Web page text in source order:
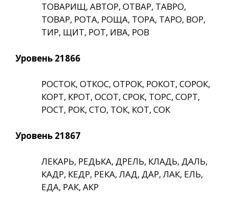
ТОВАРИЩ, АВТОР, ОТВАР, ТАВРО,
ТОВАР, РОТА, РОЩА, ТОРА, ТАРО, ВОР,
ТИР, ЩИТ, РОТ, ИВА, РОВ
Уровень 21866
РОСТОК, ОТКОС, ОТРОК, РОКОТ, СОРОК,
КОРТ, КРОТ, ОСОТ, СРОК, ТОРС, СОРТ,
РОСТ, РОК, СТО, ТОК, КОТ, СОК
Уровень 21867
ЛЕКАРЬ, РЕДЬКА, ДРЕЛЬ, КЛАДЬ, ДАЛЬ,
КАДР, КЕДР, РЕКА, ЛАД, ДАР, ЛАК, ЕЛЬ,
ЕДА, РАК, АКР